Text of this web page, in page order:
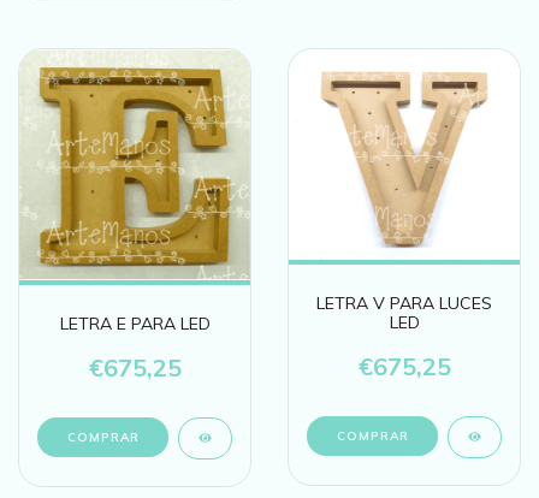
LETRA E PARA LED
€675,25
LETRA V PARA LUCES
LED
€675,25